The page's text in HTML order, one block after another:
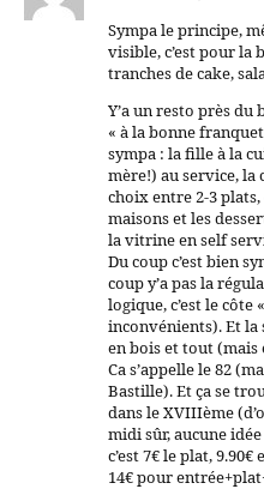
Sympa le principe,
visible, c’est pour la
tranches de cake,
Y’a un resto près
« à la bonne
sympa : la fille à la
mère!) au service, la
choix entre 2-3
maisons et les
la vitrine en self
Du coup c’est bien
coup y’a pas la
logique, c’est le côte
inconvénients). Et la
en bois et tout (mais
Ca s’appelle le 82
Bastille). Et ça se
dans le XVIIIème
midi sûr, aucune
c’est 7€ le plat,
14€ pour